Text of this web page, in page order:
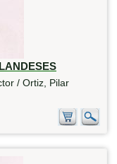
/ Ortiz, Pilar